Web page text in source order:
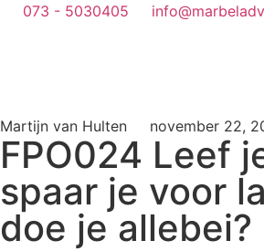
073 - 5030405
Martijn van Hulten november 22,
FPO024 Leef
spaar je voor
doe je allebei?